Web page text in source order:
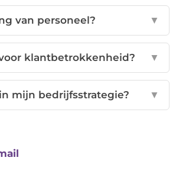
van personeel? ▼
klantbetrokkenheid? ▼
mijn bedrijfsstrategie? ▼